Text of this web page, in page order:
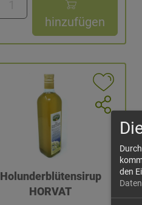
hinzufügen
Holunderblütensirup
HORVAT
den